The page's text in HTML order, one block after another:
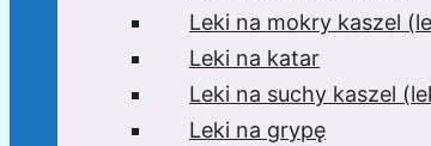
Leki na mokry kaszel
Leki na katar
Leki na suchy kaszel
Leki na grypę